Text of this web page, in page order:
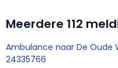
Meerdere 112
Ambulance naar De Oude
24335766